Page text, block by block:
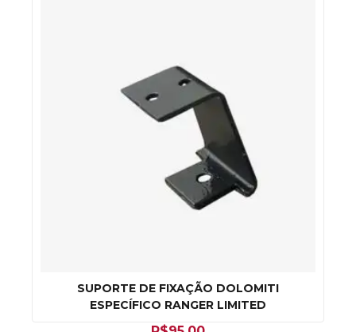
SUPORTE DE FIXAÇÃO DOLOMITI
ESPECÍFICO RANGER LIMITED